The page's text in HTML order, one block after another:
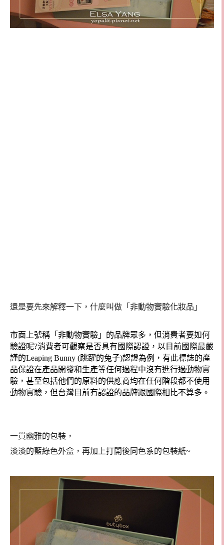
還是要先來解釋一下，什麼叫做「非動物實驗化妝品」
市面上號稱「非動物實驗」的品牌眾多，但消費者要如何
驗證呢?消費者可觀察是否具有國際認證，以目前國際最嚴
謹的Leaping Bunny (跳躍的兔子)認證為例，有此標誌的產
品保證在產品開發和生產等任何過程中沒有進行過動物實
驗，甚至包括他們的原料的供應商均在任何階段都不使用
動物實驗，但台灣目前有認證的品牌跟國際相比不算多。
一貫幽雅的包裝，
淡淡的藍綠色外盒，再加上打開後同色系的包裝紙~